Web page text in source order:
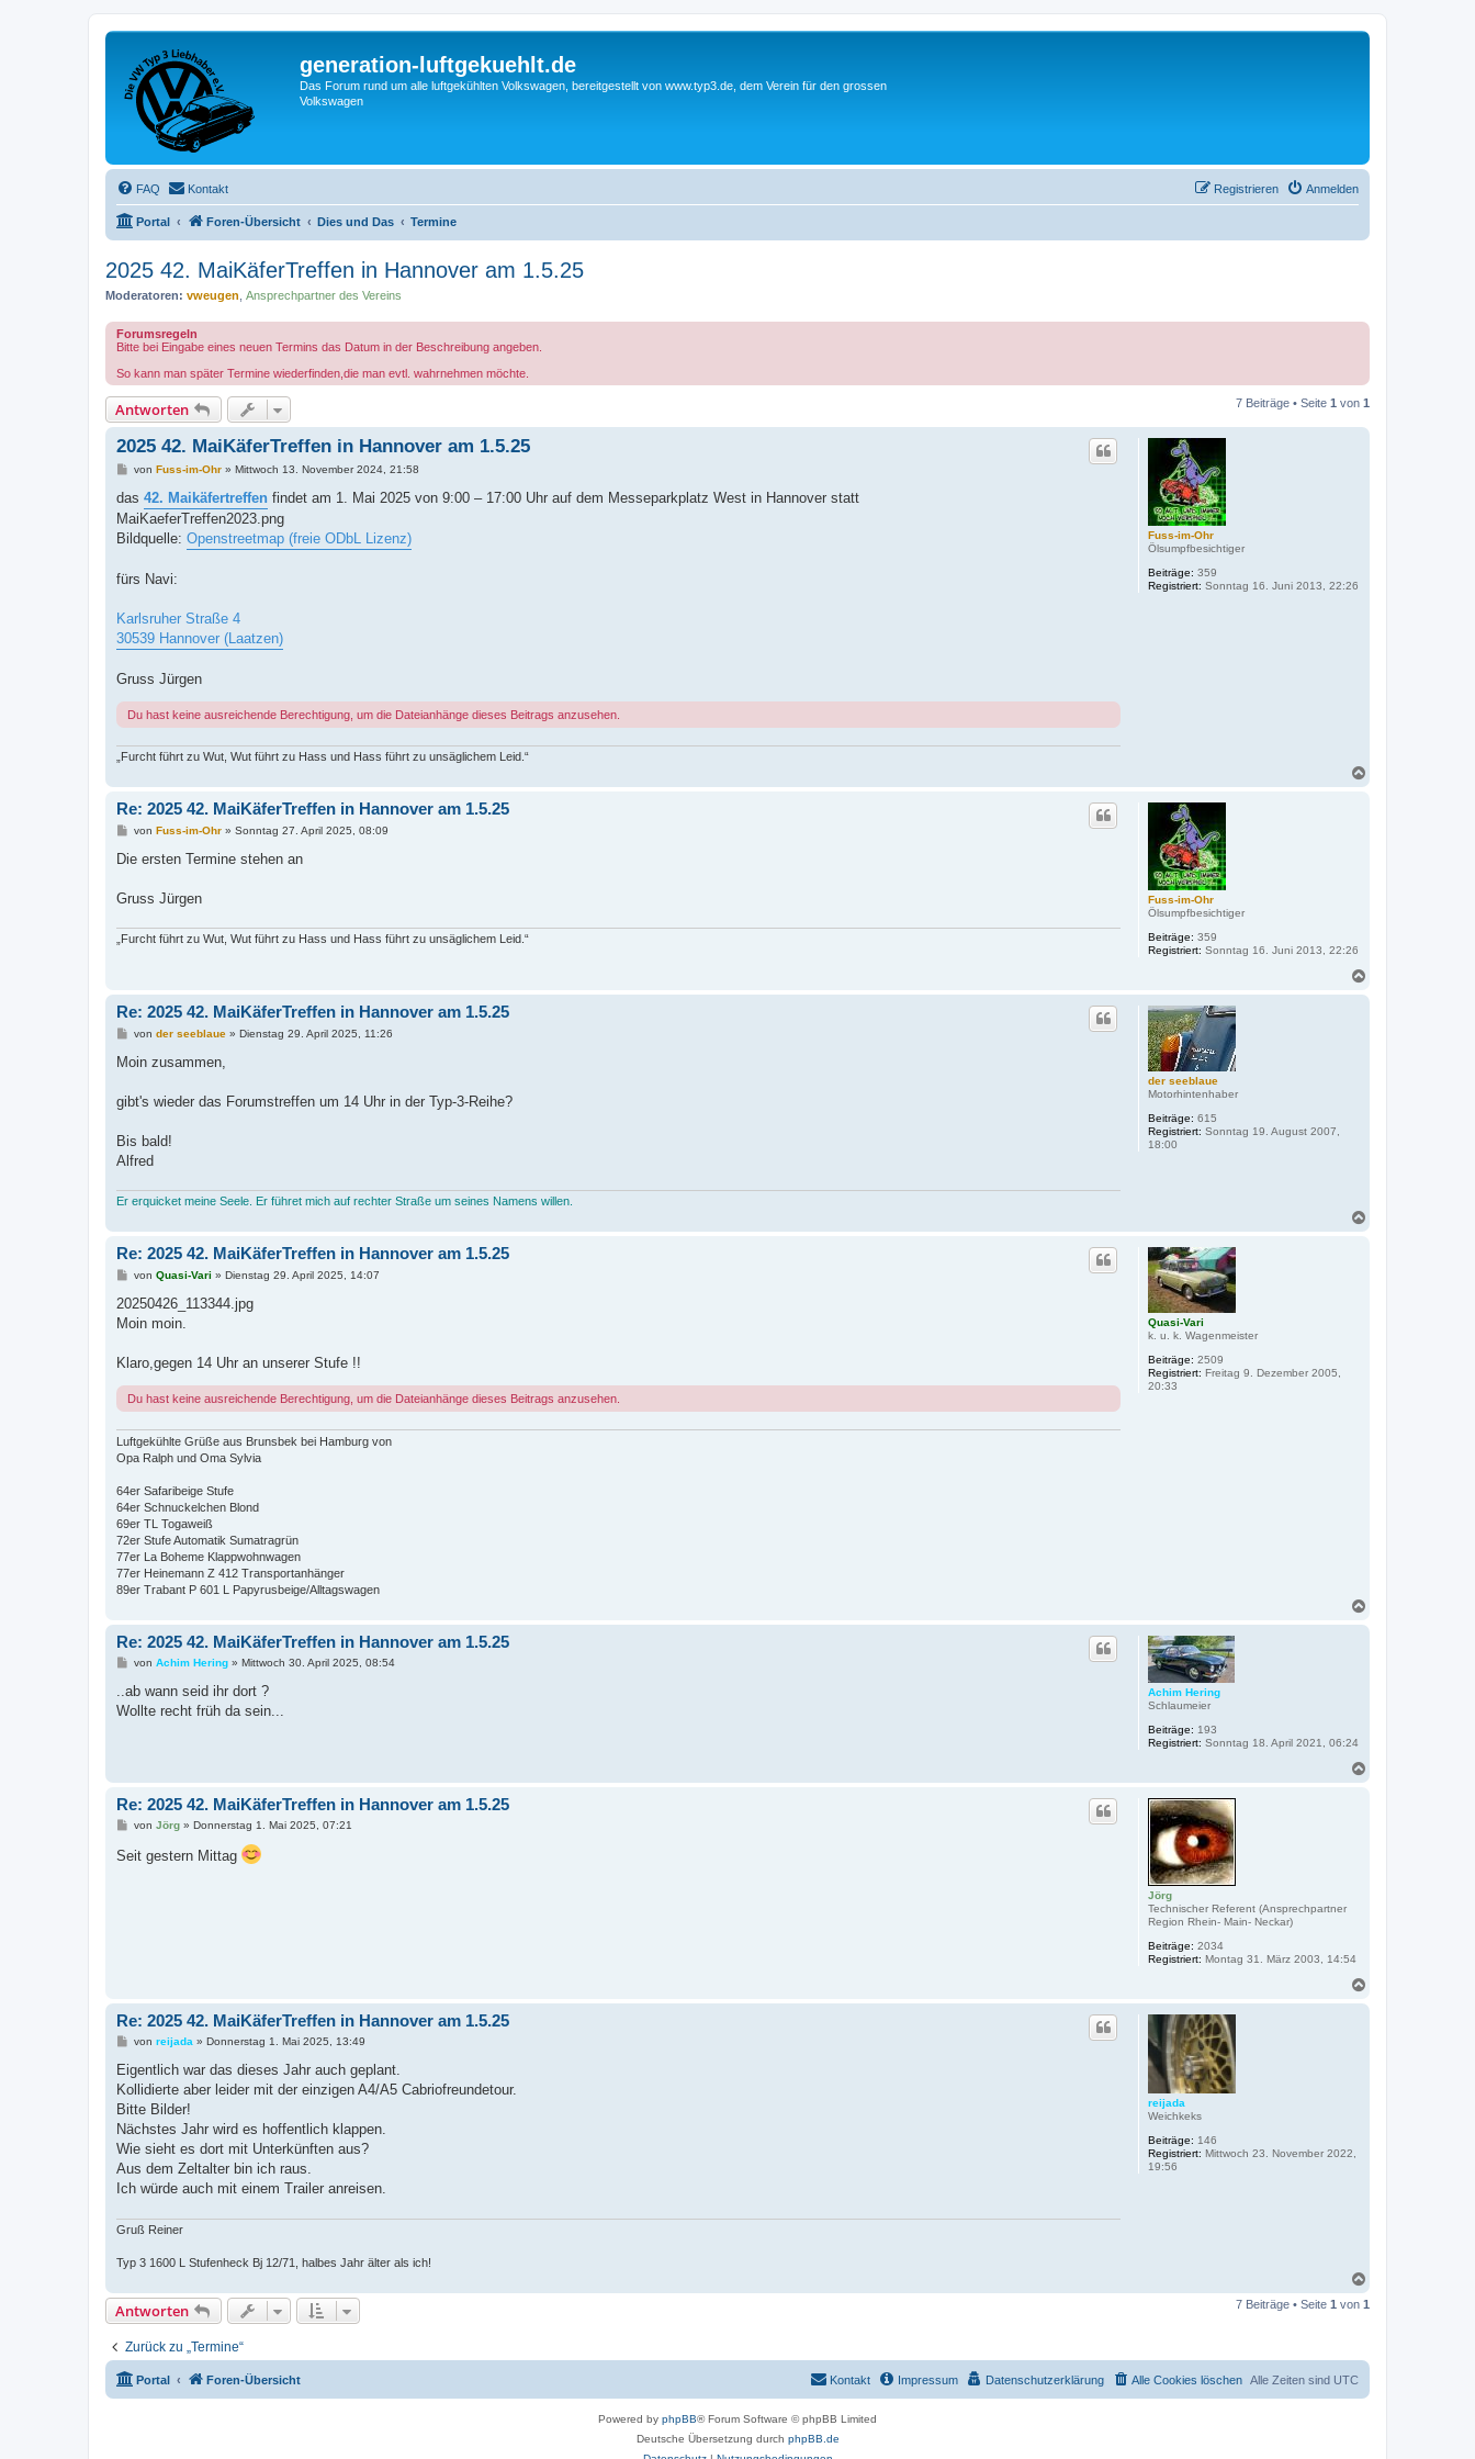
generation-luftgekuehlt.de
Das Forum rund um alle luftgekühlten Volkswagen, bereitgestellt von www.typ3.de, dem Verein für den grossen
Volkswagen
FAQ Kontakt Anmelden
Registrieren
Portal Foren-Übersicht Dies und Das Termine
2025 42. MaiKäferTreffen in Hannover am 1.5.25
Moderatoren: vweugen Ansprechpartner des Vereins
Forumsregeln
Bitte bei Eingabe eines neuen Termins das Datum in der Beschreibung angeben.
So kann man später Termine wiederfinden,die man evtl. wahrnehmen möchte.
Antworten 7 Beiträge • Seite 1 von 1
Fuss-im-Ohr
Ölsumpfbesichtiger
Beiträge: 359
Registriert: Sonntag 16. Juni 2013, 22:26
2025 42. MaiKäferTreffen in Hannover am 1.5.25
B
i
r
a
g
von Fuss-im-Ohr» Mittwoch 13. November 2024, 21:58
das 42. Maikäfertreffen findet am 1. Mai 2025 von 9:00 – 17:00 Uhr auf dem Messeparkplatz West in Hannover statt
MaiKaeferTreffen2023.png
Bildquelle: Openstreetmap (freie ODbL Lizenz)
fürs Navi:
Karlsruher Straße 4
30539 Hannover (Laatzen)
Gruss Jürgen
Du hast keine ausreichende Berechtigung, um die Dateianhänge dieses Beitrags anzusehen.
„Furcht führt zu Wut, Wut führt zu Hass und Hass führt zu unsäglichem Leid.“
Fuss-im-Ohr
Ölsumpfbesichtiger
Beiträge: 359
Registriert: Sonntag 16. Juni 2013, 22:26
Re: 2025 42. MaiKäferTreffen in Hannover am 1.5.25
B
i
a
von Fuss-im-Ohr» Sonntag 27. April 2025, 08:09
Die ersten Termine stehen an
Gruss Jürgen
„Furcht führt zu Wut, Wut führt zu Hass und Hass führt zu unsäglichem Leid.“
der seeblaue
Motorhintenhaber
Beiträge: 615
Registriert: Sonntag 19. August 2007,
18:00
Re: 2025 42. MaiKäferTreffen in Hannover am 1.5.25
B
i
a
von der seeblaue» Dienstag 29. April 2025, 11:26
Moin zusammen,
gibt's wieder das Forumstreffen um 14 Uhr in der Typ-3-Reihe?
Bis bald!
Alfred
Er erquicket meine Seele. Er führet mich auf rechter Straße um seines Namens willen.
Quasi-Vari
k. u. k. Wagenmeister
Beiträge: 2509
Registriert: Freitag 9. Dezember 2005,
20:33
Re: 2025 42. MaiKäferTreffen in Hannover am 1.5.25
B
i
r
von Quasi-Vari » Dienstag 29. April 2025, 14:07
20250426_113344.jpg
Moin moin.
Klaro,gegen 14 Uhr an unserer Stufe !!
Du hast keine ausreichende Berechtigung, um die Dateianhänge dieses Beitrags anzusehen.
Luftgekühlte Grüße aus Brunsbek bei Hamburg von
Opa Ralph und Oma Sylvia
64er Safaribeige Stufe
64er Schnuckelchen Blond
69er TL Togaweiß
72er Stufe Automatik Sumatragrün
77er La Boheme Klappwohnwagen
77er Heinemann Z 412 Transportanhänger
89er Trabant P 601 L Papyrusbeige/Alltagswagen
Achim Hering
Schlaumeier
Beiträge: 193
Registriert: Sonntag 18. April 2021, 06:24
Re: 2025 42. MaiKäferTreffen in Hannover am 1.5.25
B
i
r
von Achim Hering» Mittwoch 30. April 2025, 08:54
..ab wann seid ihr dort ?
Wollte recht früh da sein...
Jörg
Technischer Referent (Ansprechpartner
Region Rhein- Main- Neckar)
Beiträge: 2034
Registriert: Montag 31. März 2003, 14:54
Re: 2025 42. MaiKäferTreffen in Hannover am 1.5.25
B
t
von Jörg» Donnerstag 1. Mai 2025, 07:21
Seit gestern Mittag
reijada
Weichkeks
Beiträge: 146
Registriert: Mittwoch 23. November 2022,
19:56
Re: 2025 42. MaiKäferTreffen in Hannover am 1.5.25
B
i
t
r
a
von reijada » Donnerstag 1. Mai 2025, 13:49
Eigentlich war das dieses Jahr auch geplant.
Kollidierte aber leider mit der einzigen A4/A5 Cabriofreundetour.
Bitte Bilder!
Nächstes Jahr wird es hoffentlich klappen.
Wie sieht es dort mit Unterkünften aus?
Aus dem Zeltalter bin ich raus.
Ich würde auch mit einem Trailer anreisen.
Gruß Reiner
Typ 3 1600 L Stufenheck Bj 12/71, halbes Jahr älter als ich!
c
e
Antworten 7 Beiträge • Seite 1 von 1
Zurück zu „Termine“
Portal Foren-Übersicht Alle Zeiten sind UTC
Alle Cookies löschen
Datenschutzerklärung
Impressum
Kontakt
Powered by phpBB® Forum Software © phpBB Limited
Deutsche Übersetzung durch phpBB.de